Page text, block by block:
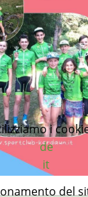
i
de
it